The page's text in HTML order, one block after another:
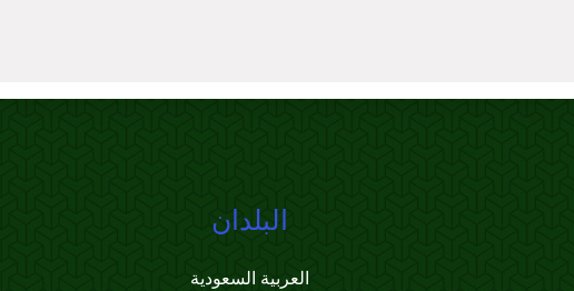
البلدان
العربية السعودية